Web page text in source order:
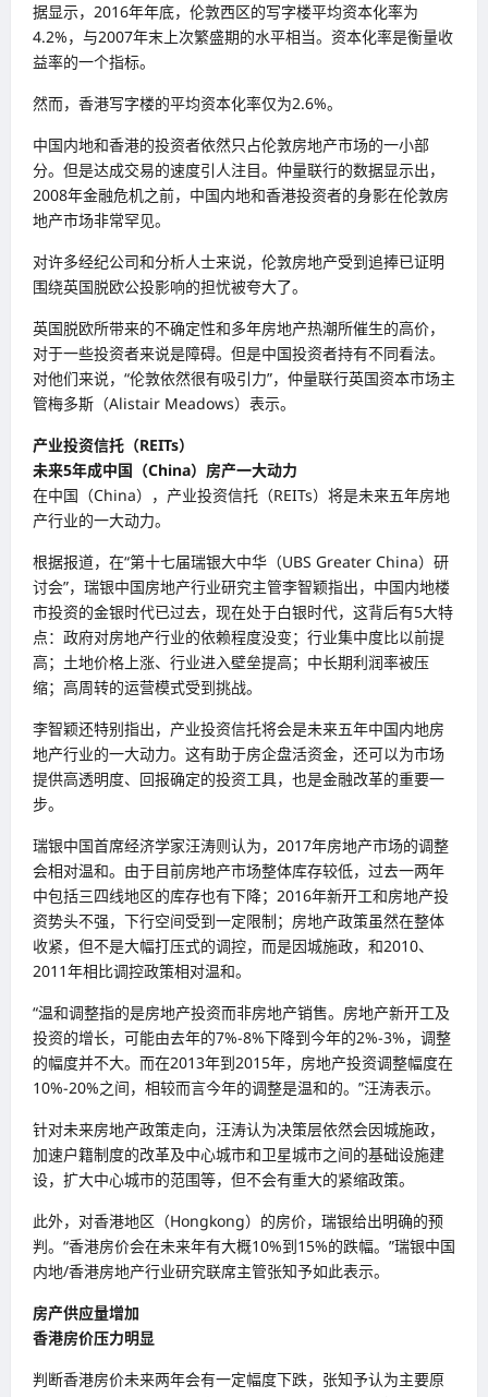
据显示，2016年年底，伦敦西区的写字楼平均资本化率为
4.2%，与2007年末上次繁盛期的水平相当。资本化率是衡量收
益率的一个指标。
然而，香港写字楼的平均资本化率仅为2.6%。
中国内地和香港的投资者依然只占伦敦房地产市场的一小部
分。但是达成交易的速度引人注目。仲量联行的数据显示出，
2008年金融危机之前，中国内地和香港投资者的身影在伦敦房
地产市场非常罕见。
对许多经纪公司和分析人士来说，伦敦房地产受到追捧已证明
围绕英国脱欧公投影响的担忧被夸大了。
英国脱欧所带来的不确定性和多年房地产热潮所催生的高价，
对于一些投资者来说是障碍。但是中国投资者持有不同看法。
对他们来说，“伦敦依然很有吸引力”，仲量联行英国资本市场主
管梅多斯（Alistair Meadows）表示。
产业投资信托（REITs）
未来5年成中国（China）房产一大动力
在中国（China），产业投资信托（REITs）将是未来五年房地
产行业的一大动力。
根据报道，在“第十七届瑞银大中华（UBS Greater China）研
讨会”，瑞银中国房地产行业研究主管李智颖指出，中国内地楼
市投资的金银时代已过去，现在处于白银时代，这背后有5大特
点：政府对房地产行业的依赖程度没变；行业集中度比以前提
高；土地价格上涨、行业进入壁垒提高；中长期利润率被压
缩；高周转的运营模式受到挑战。
李智颖还特别指出，产业投资信托将会是未来五年中国内地房
地产行业的一大动力。这有助于房企盘活资金，还可以为市场
提供高透明度、回报确定的投资工具，也是金融改革的重要一
步。
瑞银中国首席经济学家汪涛则认为，2017年房地产市场的调整
会相对温和。由于目前房地产市场整体库存较低，过去一两年
中包括三四线地区的库存也有下降；2016年新开工和房地产投
资势头不强，下行空间受到一定限制；房地产政策虽然在整体
收紧，但不是大幅打压式的调控，而是因城施政，和2010、
2011年相比调控政策相对温和。
“温和调整指的是房地产投资而非房地产销售。房地产新开工及
投资的增长，可能由去年的7%-8%下降到今年的2%-3%，调整
的幅度并不大。而在2013年到2015年，房地产投资调整幅度在
10%-20%之间，相较而言今年的调整是温和的。”汪涛表示。
针对未来房地产政策走向，汪涛认为决策层依然会因城施政，
加速户籍制度的改革及中心城市和卫星城市之间的基础设施建
设，扩大中心城市的范围等，但不会有重大的紧缩政策。
此外，对香港地区（Hongkong）的房价，瑞银给出明确的预
判。“香港房价会在未来年有大概10%到15%的跌幅。”瑞银中国
内地/香港房地产行业研究联席主管张知予如此表示。
房产供应量增加
香港房价压力明显
判断香港房价未来两年会有一定幅度下跌，张知予认为主要原